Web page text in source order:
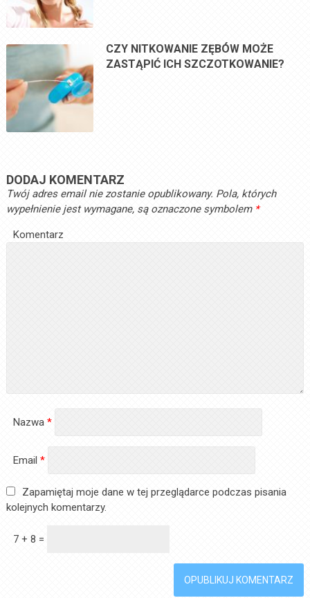
CZY NITKOWANIE ZĘBÓW MOŻE
ZASTĄPIĆ ICH SZCZOTKOWANIE?
DODAJ KOMENTARZ
Twój adres email nie zostanie opublikowany. Pola, których
wypełnienie jest wymagane, są oznaczone symbolem *
Komentarz
Nazwa *
Email *
Zapamiętaj moje dane w tej przeglądarce podczas pisania
kolejnych komentarzy.
7 + 8 =